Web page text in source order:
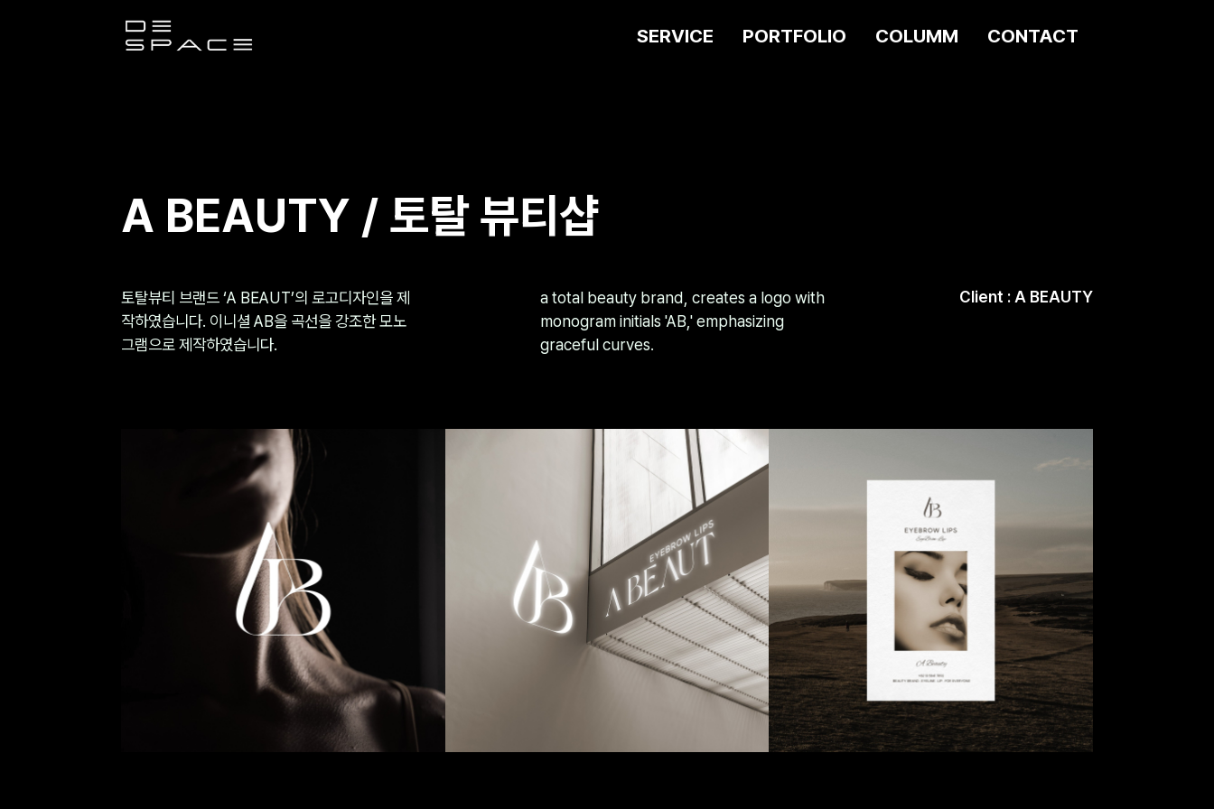
SERVICE PORTFOLIO COLUMM CONTACT
A BEAUTY / 토탈 뷰티샵
토탈뷰티 브랜드 ‘A BEAUT’의 로고디자인을 제
작하였습니다. 이니셜 AB을 곡선을 강조한 모노
그램으로 제작하였습니다.
a total beauty brand, creates a logo with
monogram initials 'AB,' emphasizing
graceful curves.
Client : A BEAUTY